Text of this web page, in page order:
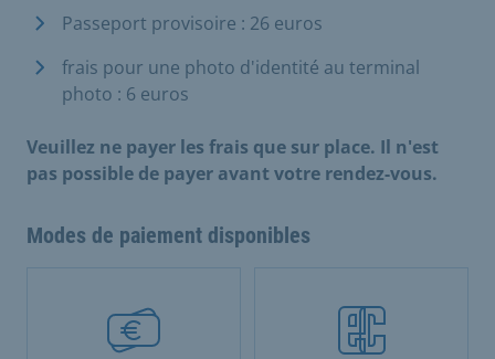
Passeport provisoire : 26 euros
frais pour une photo d'identité au terminal
photo : 6 euros
Veuillez ne payer les frais que sur place. Il n'est
pas possible de payer avant votre rendez-vous.
Modes de paiement disponibles